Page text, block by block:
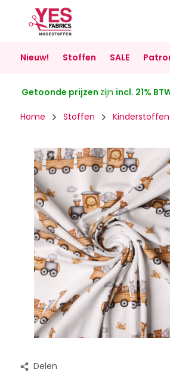
Nieuw! Stoffen SALE
Getoonde prijzen zijn incl. 21%
Home Stoffen Kinderstoffen
Delen